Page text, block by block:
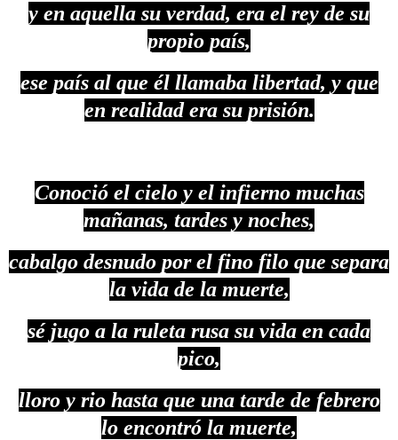
y en aquella su verdad, era el rey de su
propio país,
ese país al que él llamaba libertad, y que
en realidad era su prisión.
Conoció el cielo y el infierno muchas
mañanas, tardes y noches,
cabalgo desnudo por el fino filo que separa
la vida de la muerte,
sé jugo a la ruleta rusa su vida en cada
pico,
lloro y rio hasta que una tarde de febrero
lo encontró la muerte,